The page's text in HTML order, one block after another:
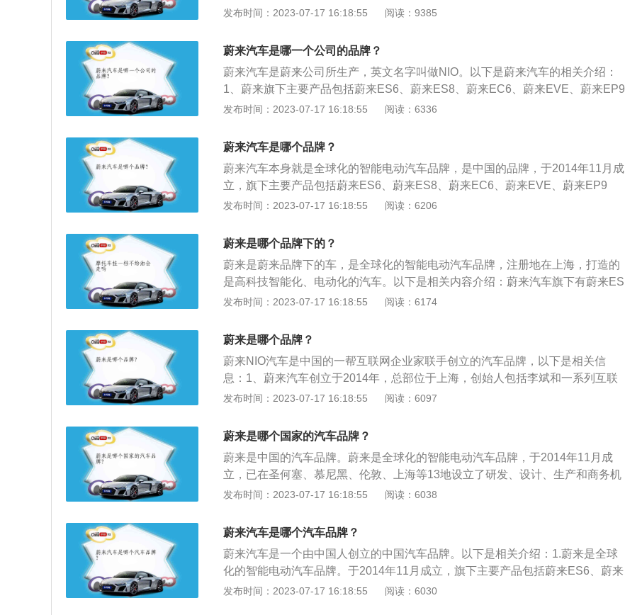
有过程，为用户提供超越期待的全程愉悦体验。以蔚来ES6为例，蔚来ES6定位
运动，内饰精致而有科技感。蔚来ES6的前脸取消了大面积镀铬，采用了单侧2灯
组，进气格栅更小，视觉效果很棒。
发布时间：2023-07-17 16:18:55 阅读：9385
蔚来汽车是哪一个公司的品牌？
蔚来汽车是蔚来公司所生产，英文名字叫做NIO。以下是蔚来汽车的相关介绍：
1、蔚来旗下主要产品包括蔚来ES6、蔚来ES8、蔚来EC6、蔚来EVE、蔚来EP9
等。其中蔚来EP9性能最为强劲，作为一款动力超跑，其最大输入马达可以达到1
速仅为4.7秒。搭载100千瓦时液冷恒温电池包的EC6性能版NEDC续航达到615
发布时间：2023-07-17 16:18:55 阅读：6336
蔚来汽车是哪个品牌？
蔚来汽车本身就是全球化的智能电动汽车品牌，是中国的品牌，于2014年11月成
立，旗下主要产品包括蔚来ES6、蔚来ES8、蔚来EC6、蔚来EVE、蔚来EP9
等。蔚来致力于通过提供高性能的智能电动汽车与极致用户体验，为用户创造愉
腾讯、高瓴资本、顺为资本等深刻理解用户的顶尖互联网企业与企业家联合发起
创立，并获得淡马锡、百度资本、红杉、厚朴、联想集团、华平、TPG、GIC、I
DG、愉悦资本等数十家知名机构投资。2、2018年9月12日，蔚来汽车在美国纽
交所成功上市。中国总部设在上海国际汽车城的汽车·创新港。2020年2月25日，
蔚来中国总部项目落户合肥，合肥市政府并对其进行了战略性投资。3、蔚来是
计、生产和商务机构，汇聚了数千名世界顶级的汽车、软件和用户体验的行业人
才，在中国市场初步建立了覆盖全国的用户服务体系。
发布时间：2023-07-17 16:18:55 阅读：6206
蔚来是哪个品牌下的？
蔚来是蔚来品牌下的车，是全球化的智能电动汽车品牌，注册地在上海，打造的
是高科技智能化、电动化的汽车。以下是相关内容介绍：蔚来汽车旗下有蔚来ES
8、蔚来EVE、蔚来EP9等车型。其中蔚来ES8是一款高性能纯电动SUV，“E”代
m、宽1962mm、高1756mm，轴距是3010mm。蔚来ES8由全铝合金车身和底盘
打造，全系标配主动式空气悬挂，搭载前后双电机，采用四轮驱动。
发布时间：2023-07-17 16:18:55 阅读：6174
蔚来是哪个品牌？
蔚来NIO汽车是中国的一帮互联网企业家联手创立的汽车品牌，以下是相关信
息：1、蔚来汽车创立于2014年，总部位于上海，创始人包括李斌和一系列互联
网创业者，由李斌担任董事长。蔚来是立足全球的初创品牌，已在圣何塞、慕尼
顶级的汽车、软件和用户体验的行业人才。2、除了首发的EP9电动车，蔚来还推
出了7座SUV蔚来ES6。其中E表示纯电动、S表示SUV、6表示性能等级。作为S
UV需求量最大的中国市场，纯电动SUV的选择却非常少，所以蔚来又推出了一
款纯电动SUV蔚来ES8。
发布时间：2023-07-17 16:18:55 阅读：6097
蔚来是哪个国家的汽车品牌？
蔚来是中国的汽车品牌。蔚来是全球化的智能电动汽车品牌，于2014年11月成
立，已在圣何塞、慕尼黑、伦敦、上海等13地设立了研发、设计、生产和商务机
构，旗下主要产品包括蔚来ES6、蔚来ES8、蔚来EC6、蔚来EVE、蔚来EP9
15.08蔚来英国公司正式成立。2015.09蔚来北美公司正式成立。2016.04蔚来与
江淮达成百亿战略合作。2016.07江淮蔚来合作项目（新能源汽车）正式启动。2
016.10蔚来获得加州无人驾驶测试牌照。2016.12蔚来新能源产业发展基金落户
武汉。2017.05.18：蔚来能源项目落户武汉光谷。2017.05.31：蔚来与大陆集团
签订战略协议，深化智能电动汽车领域合作。2017.12.16：蔚来es8正式上市。2
发布时间：2023-07-17 16:18:55 阅读：6038
蔚来汽车是哪个汽车品牌？
蔚来汽车是一个由中国人创立的中国汽车品牌。以下是相关介绍：1.蔚来是全球
化的智能电动汽车品牌。于2014年11月成立，旗下主要产品包括蔚来ES6、蔚来
ES8、蔚来EC6、蔚来EVE、蔚来EP9等。2.蔚来由众多顶尖互联网企业与企业
发布时间：2023-07-17 16:18:55 阅读：6030